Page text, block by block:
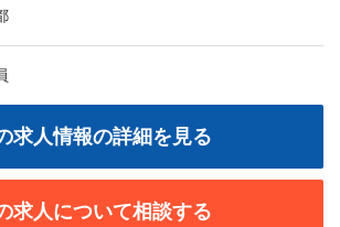
求人情報の詳細を見る
求人について相談する